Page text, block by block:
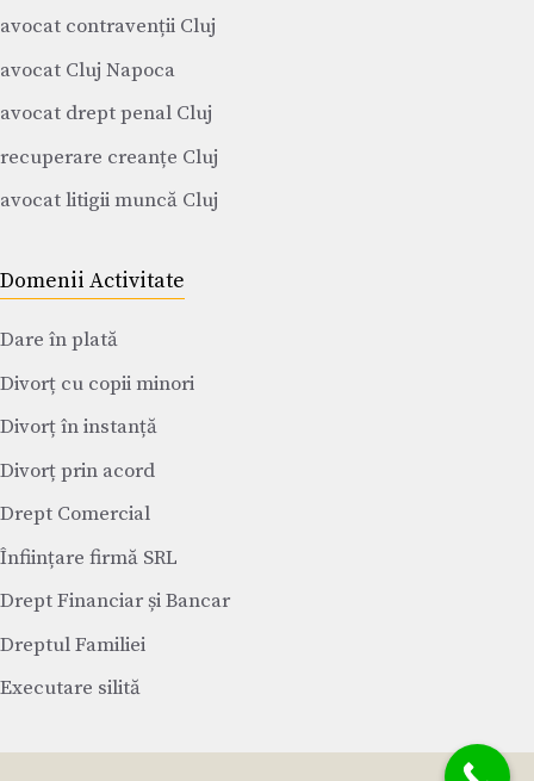
avocat contravenții Cluj
avocat Cluj Napoca
avocat drept penal Cluj
recuperare creanțe Cluj
avocat litigii muncă Cluj
Domenii Activitate
Dare în plată
Divorț cu copii minori
Divorț în instanță
Divorț prin acord
Drept Comercial
Înființare firmă SRL
Drept Financiar și Bancar
Dreptul Familiei
Executare silită